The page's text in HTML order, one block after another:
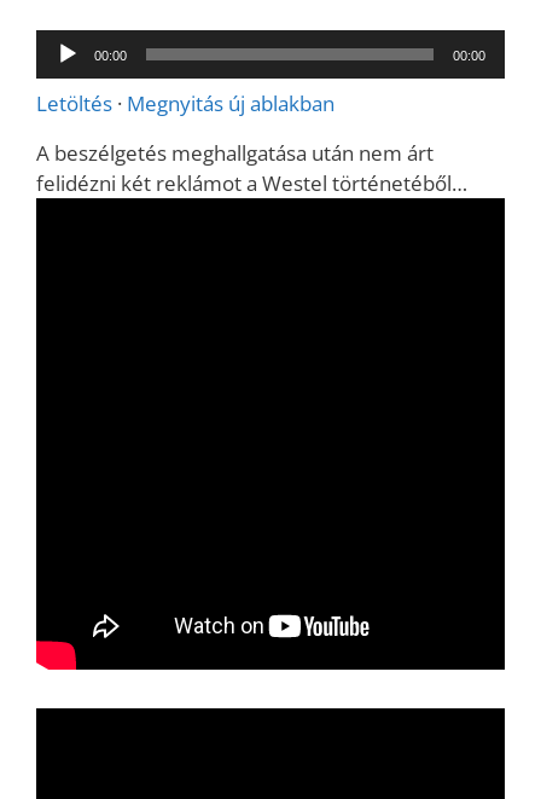
Audió
lejátszó
00:00 00:00
Letöltés · Megnyitás új ablakban
A beszélgetés meghallgatása után nem árt
felidézni két reklámot a Westel történetéből…